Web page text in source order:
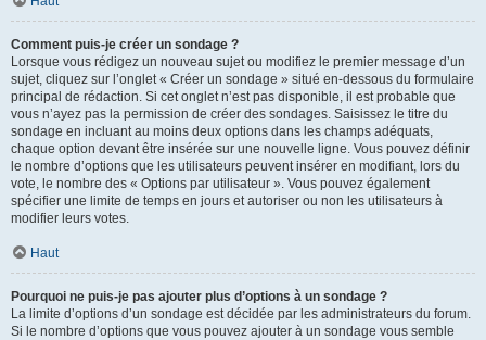
Comment puis-je créer un sondage ?
Lorsque vous rédigez un nouveau sujet ou modifiez le premier message d’un
sujet, cliquez sur l’onglet « Créer un sondage » situé en-dessous du formulaire
principal de rédaction. Si cet onglet n’est pas disponible, il est probable que
vous n’ayez pas la permission de créer des sondages. Saisissez le titre du
sondage en incluant au moins deux options dans les champs adéquats,
chaque option devant être insérée sur une nouvelle ligne. Vous pouvez définir
le nombre d’options que les utilisateurs peuvent insérer en modifiant, lors du
vote, le nombre des « Options par utilisateur ». Vous pouvez également
spécifier une limite de temps en jours et autoriser ou non les utilisateurs à
modifier leurs votes.
Haut
Pourquoi ne puis-je pas ajouter plus d’options à un sondage ?
La limite d’options d’un sondage est décidée par les administrateurs du forum.
Si le nombre d’options que vous pouvez ajouter à un sondage vous semble